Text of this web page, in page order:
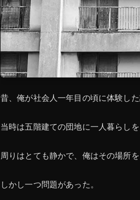
昔、俺が社会人一年目の頃に体験し
当時は五階建ての団地に一人暮らし
周りはとても静かで、俺はその場所
しかし一つ問題があった。